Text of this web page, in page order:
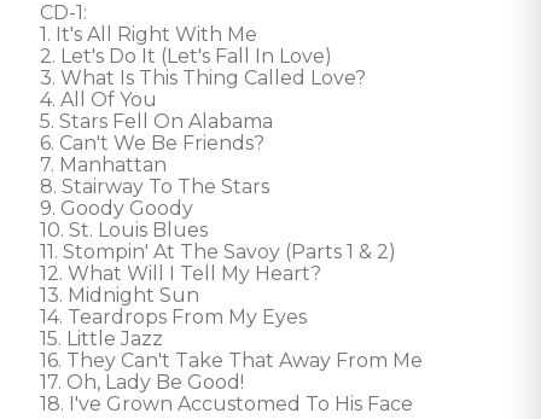
CD-1:
1. It's All Right With Me
2. Let's Do It (Let's Fall In Love)
3. What Is This Thing Called Love?
4. All Of You
5. Stars Fell On Alabama
6. Can't We Be Friends?
7. Manhattan
8. Stairway To The Stars
9. Goody Goody
10. St. Louis Blues
11. Stompin' At The Savoy (Parts 1 & 2)
12. What Will I Tell My Heart?
13. Midnight Sun
14. Teardrops From My Eyes
15. Little Jazz
16. They Can't Take That Away From Me
17. Oh, Lady Be Good!
18. I've Grown Accustomed To His Face